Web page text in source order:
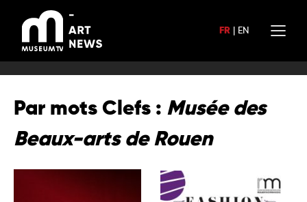
contenu
FR EN
Par mots Clefs : Musée des
Beaux-arts de Rouen